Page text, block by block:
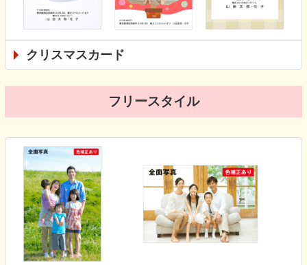
クリスマスカード
フリースタイル